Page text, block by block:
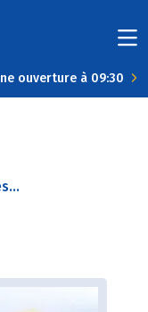
ouverture à 09:30